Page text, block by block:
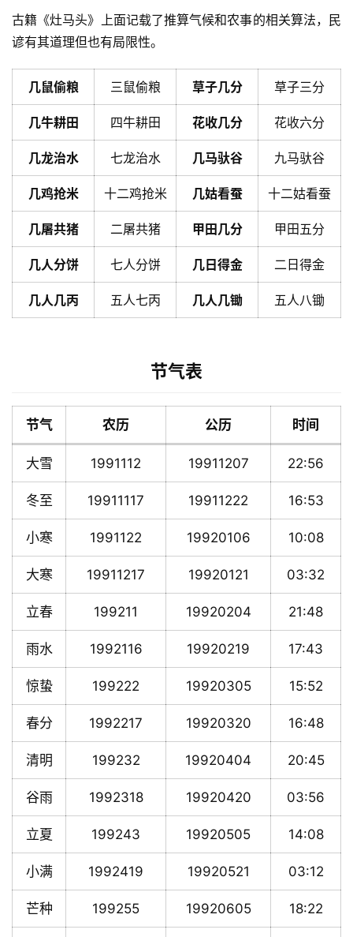
古籍《灶马头》上面记载了推算气候和农事的相关算法，民
谚有其道理但也有局限性。
几鼠偷粮 三鼠偷粮 草子几分 草子三分
几牛耕田 四牛耕田 花收几分 花收六分
几龙治水 七龙治水 几马驮谷 九马驮谷
几鸡抢米 十二鸡抢米 几姑看蚕 十二姑看蚕
几屠共猪 二屠共猪 甲田几分 甲田五分
几人分饼 七人分饼 几日得金 二日得金
几人几丙 五人七丙 几人几锄 五人八锄
节气表
节气 农历 公历 时间
大雪 1991112 19911207 22:56
冬至 19911117 19911222 16:53
小寒 1991122 19920106 10:08
大寒 19911217 19920121 03:32
立春 199211 19920204 21:48
雨水 1992116 19920219 17:43
惊蛰 199222 19920305 15:52
春分 1992217 19920320 16:48
清明 199232 19920404 20:45
谷雨 1992318 19920420 03:56
立夏 199243 19920505 14:08
小满 1992419 19920521 03:12
芒种 199255 19920605 18:22